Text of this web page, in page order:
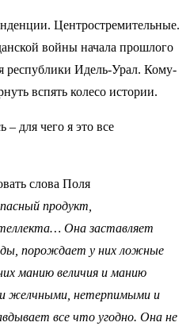
Центростремительные.
войны начала прошлого
республики Идель-Урал. Кому-
вспять колесо истории.
для чего я это все
слова Поля
продукт,
Она заставляет
порождает у них ложные
манию величия и манию
желчными, нетерпимыми и
все что угодно. Она не